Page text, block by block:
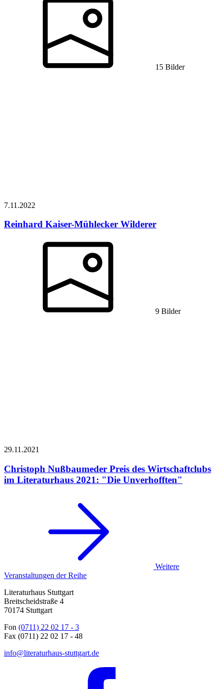
15 Bilder
7.11.2022
Reinhard Kaiser-Mühlecker Wilderer
9 Bilder
29.11.2021
Christoph Nußbaumeder Preis des Wirtschaftclubs
im Literaturhaus 2021: "Die Unverhofften"
Weitere
Veranstaltungen der Reihe
Literaturhaus Stuttgart
Breitscheidstraße 4
70174 Stuttgart
Fon (0711) 22 02 17 - 3
Fax (0711) 22 02 17 - 48
info@literaturhaus-stuttgart.de